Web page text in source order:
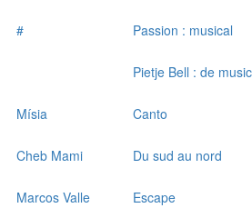
#
Passion : musical
Pietje Bell : de
Mísia
Canto
Cheb Mami
Du sud au nord
Marcos Valle
Escape